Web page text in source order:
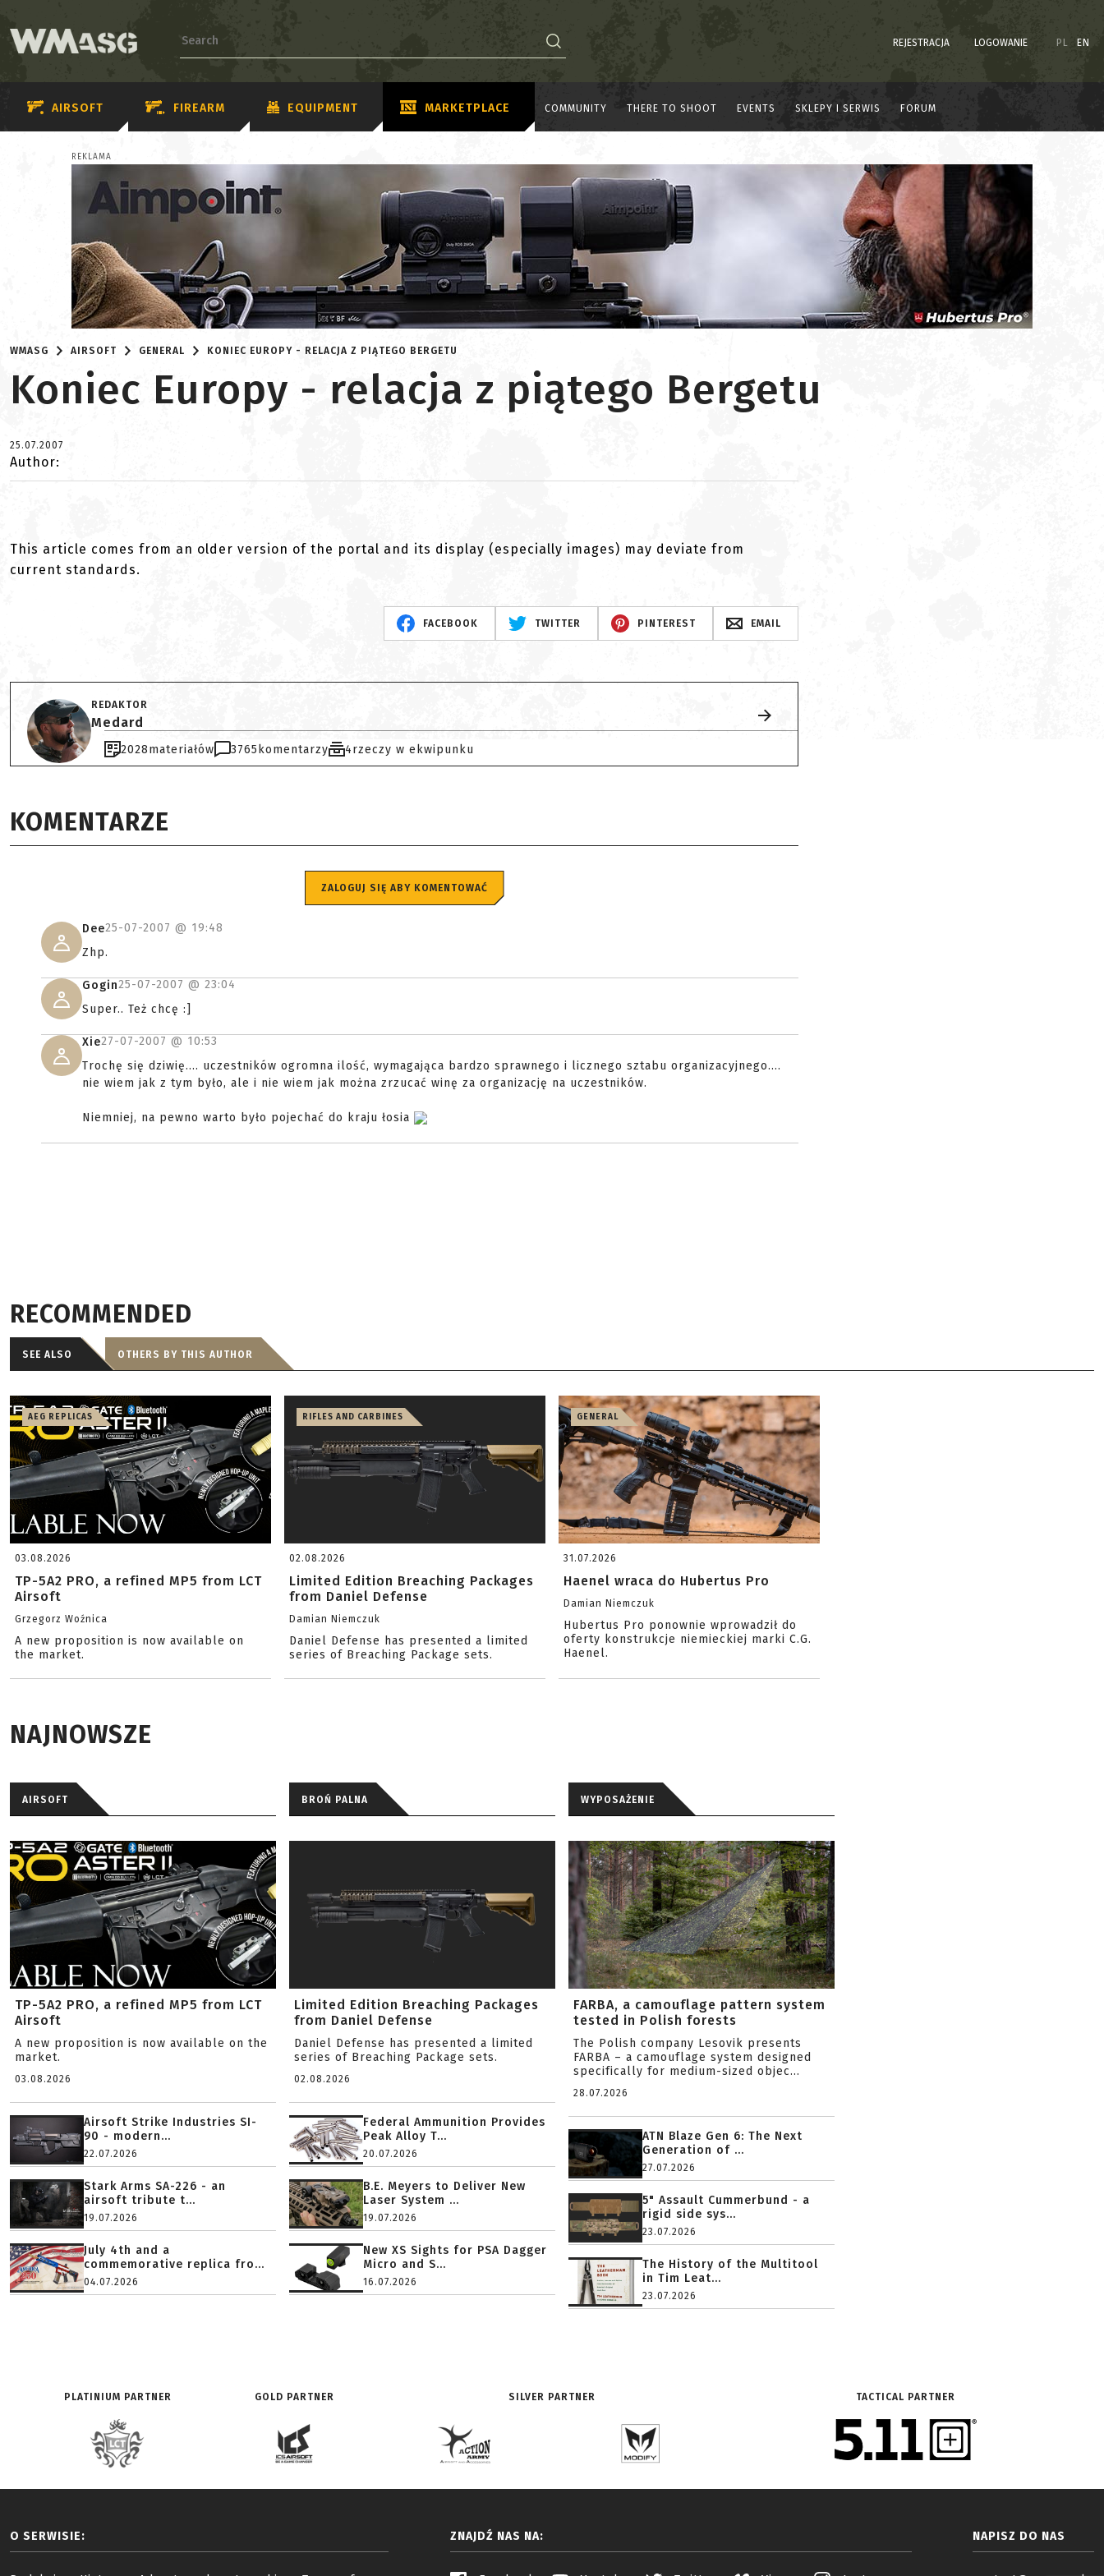
REJESTRACJA LOGOWANIE PL EN
AIRSOFT FIREARM EQUIPMENT MARKETPLACE COMMUNITY THERE TO SHOOT EVENTS SKLEPY I SERWIS FORUM
REKLAMA
WMASG AIRSOFT GENERAL KONIEC EUROPY - RELACJA Z PIĄTEGO BERGETU
Koniec Europy - relacja z piątego Bergetu
25.07.2007
Author:
This article comes from an older version of the portal and its display (especially images) may deviate from
current standards.
FACEBOOK TWITTER PINTEREST EMAIL
REDAKTOR
Medard
2028materiałów 3765 komentarzy 4rzeczy w ekwipunku
KOMENTARZE
ZALOGUJ SIĘ ABY KOMENTOWAĆ
Dee25-07-2007 @ 19:48
Zhp.
Gogin25-07-2007 @ 23:04
Super.. Też chcę :]
Xie27-07-2007 @ 10:53
Trochę się dziwię.... uczestników ogromna ilość, wymagająca bardzo sprawnego i licznego sztabu organizacyjnego....
nie wiem jak z tym było, ale i nie wiem jak można zrzucać winę za organizację na uczestników.
Niemniej, na pewno warto było pojechać do kraju łosia
RECOMMENDED
SEE ALSO OTHERS BY THIS AUTHOR
AEG REPLICAS
03.08.2026
TP-5A2 PRO, a refined MP5 from LCT
Airsoft
Grzegorz Woźnica
A new proposition is now available on
the market.
RIFLES AND CARBINES
02.08.2026
Limited Edition Breaching Packages
from Daniel Defense
Damian Niemczuk
Daniel Defense has presented a limited
series of Breaching Package sets.
GENERAL
31.07.2026
Haenel wraca do Hubertus Pro
Damian Niemczuk
Hubertus Pro ponownie wprowadził do
oferty konstrukcje niemieckiej marki C.G.
Haenel.
NAJNOWSZE
AIRSOFT
TP-5A2 PRO, a refined MP5 from LCT
Airsoft
A new proposition is now available on the
market.
03.08.2026
Airsoft Strike Industries SI-
90 - modern...
22.07.2026
Stark Arms SA-226 - an
airsoft tribute t...
19.07.2026
July 4th and a
commemorative replica fro...
04.07.2026
BROŃ PALNA
Limited Edition Breaching Packages
from Daniel Defense
Daniel Defense has presented a limited
series of Breaching Package sets.
02.08.2026
Federal Ammunition Provides
Peak Alloy T...
20.07.2026
B.E. Meyers to Deliver New
Laser System ...
19.07.2026
New XS Sights for PSA Dagger
Micro and S...
16.07.2026
WYPOSAŻENIE
FARBA, a camouflage pattern system
tested in Polish forests
The Polish company Lesovik presents
FARBA – a camouflage system designed
specifically for medium-sized objec...
28.07.2026
ATN Blaze Gen 6: The Next
Generation of ...
27.07.2026
5" Assault Cummerbund - a
rigid side sys...
23.07.2026
The History of the Multitool
in Tim Leat...
23.07.2026
PLATINIUM PARTNER GOLD PARTNER SILVER PARTNER TACTICAL PARTNER
O SERWISIE: ZNAJDŹ NAS NA: NAPISZ DO NAS